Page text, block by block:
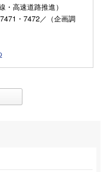
高速道路推進）
・7472／（企画調